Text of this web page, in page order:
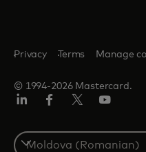
© 1994-2026 Mastercard.
Privacy Terms Manage
Select
a